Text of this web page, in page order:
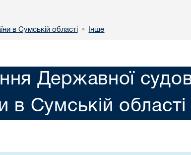
в Сумській областi • Інше
Державної
в Сумській областi